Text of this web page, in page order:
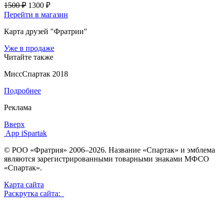
1500 ₽ 1300 ₽
Перейти в магазин
Карта друзей "Фратрии"
Уже в продаже
Читайте также
МиссСпартак 2018
Подробнее
Реклама
Вверх
App iSpartak
© РОО «Фратрия» 2006–2026. Название «Спартак» и эмблема
являются зарегистрированными товарными знаками МФСО
«Спартак».
Карта сайта
Раскрутка сайта: